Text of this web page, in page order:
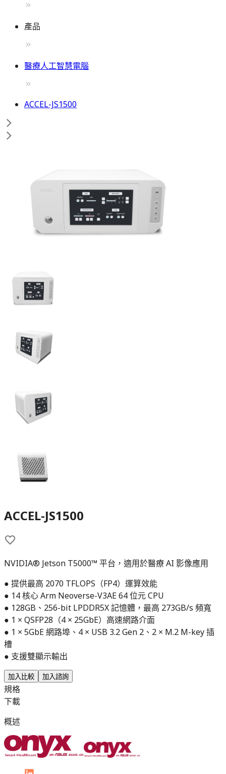
產品
醫療人工智慧電腦
ACCEL-JS1500
ACCEL-JS1500
NVIDIA® Jetson T5000™ 平台，適用於醫療 AI 影像應用
● 提供最高 2070 TFLOPS（FP4）運算效能
● 14 核心 Arm Neoverse-V3AE 64 位元 CPU
● 128GB、256-bit LPDDR5X 記憶體，最高 273GB/s 頻寬
● 1 × QSFP28（4 × 25GbE）高速網路介面
● 1 × 5GbE 網路埠、4 × USB 3.2 Gen 2、2 × M.2 M-key 插
槽
● 支援雙顯示輸出
加入比較 加入諮詢
規格
下載
概述